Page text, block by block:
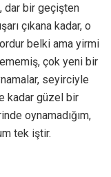
dar bir geçişten
çıkana kadar, o
belki ama yirmi
çok yeni bir
seyirciyle
kadar güzel bir
oynamadığım,
tek iştir.